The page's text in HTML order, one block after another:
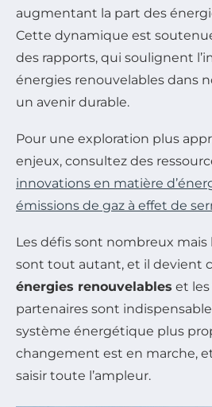
augmentant la part des
Cette dynamique est
des rapports, qui soulignent
énergies renouvelables dans
un avenir durable.
Pour une exploration plus
enjeux, consultez des
innovations en matière
émissions de gaz à effet de
Les défis sont nombreux
sont tout autant, et il devient
énergies renouvelables et
partenaires sont
système énergétique plus
changement est en marche,
saisir toute l’ampleur.